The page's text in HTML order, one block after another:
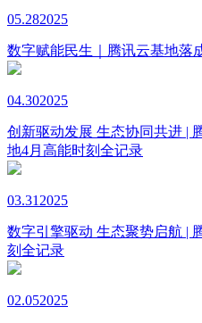
05.282025
数字赋能民生｜腾讯云基地落
04.302025
创新驱动发展 生态协同共进 |
地4月高能时刻全记录
03.31 2025
数字引擎驱动 生态聚势启航 |
刻全记录
02.052025